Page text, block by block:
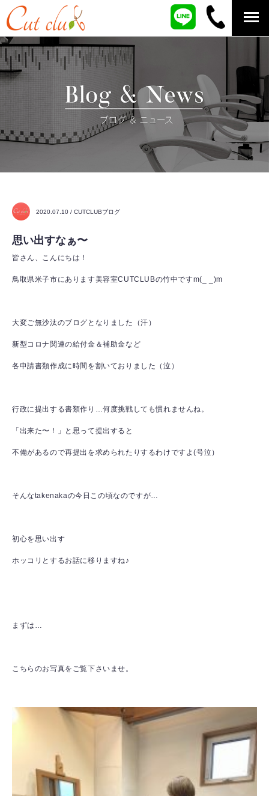
2020.07.10 / CUTCLUBブログ
思い出すなぁ〜
皆さん、こんにちは！
鳥取県米子市にあります美容室CUTCLUBの竹中ですm(_ _)m
大変ご無沙汰のブログとなりました（汗）
新型コロナ関連の給付金＆補助金など
各申請書類作成に時間を割いておりました（泣）
行政に提出する書類作り…何度挑戦しても慣れませんね。
「出来た〜！」と思って提出すると
不備があるので再提出を求められたりするわけですよ(号泣）
そんなtakenakaの今日この頃なのですが…
初心を思い出す
ホッコリとするお話に移りますね♪
まずは…
こちらのお写真をご覧下さいませ。